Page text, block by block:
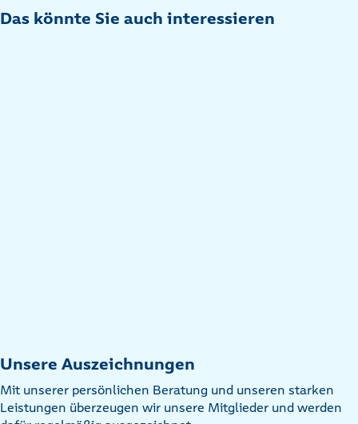
Das könnte Sie auch interessieren
Unsere Auszeichnungen
Mit unserer persönlichen Beratung und unseren starken
Leistungen überzeugen wir unsere Mitglieder und werden